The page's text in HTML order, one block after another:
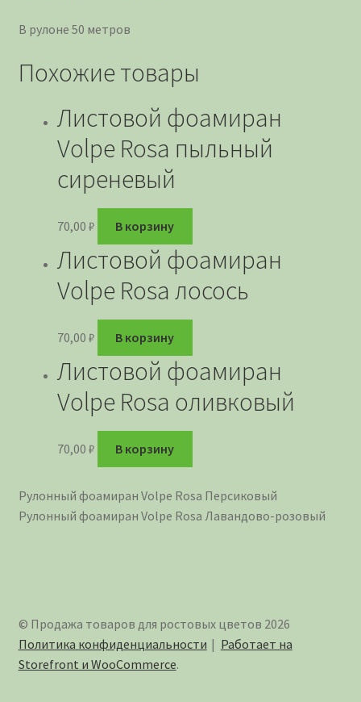
В рулоне 50 метров
Похожие товары
Листовой фоамиран
Volpe Rosa пыльный
сиреневый
70,00 ₽ В корзину
Листовой фоамиран
Volpe Rosa лосось
70,00 ₽ В корзину
Листовой фоамиран
Volpe Rosa оливковый
70,00 ₽ В корзину
Рулонный фоамиран Volpe Rosa Персиковый
Рулонный фоамиран Volpe Rosa Лавандово-розовый
© Продажа товаров для ростовых цветов 2026
Политика конфиденциальности
Работает на
Storefront и WooCommerce.